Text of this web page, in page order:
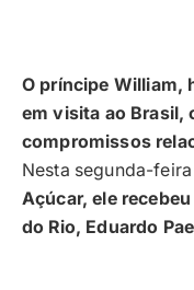
O príncipe William,
em visita ao Brasil,
compromissos
Nesta segunda-
Açúcar, ele
do Rio, Eduardo